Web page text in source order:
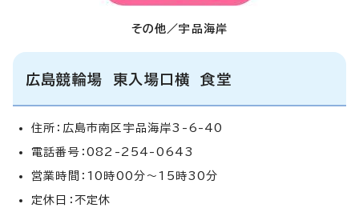
その他／宇品海岸
広島競輪場 東入場口横 食堂
住所：広島市南区宇品海岸3-6-40
電話番号：082-254-0643
営業時間：10時00分～15時30分
定休日：不定休